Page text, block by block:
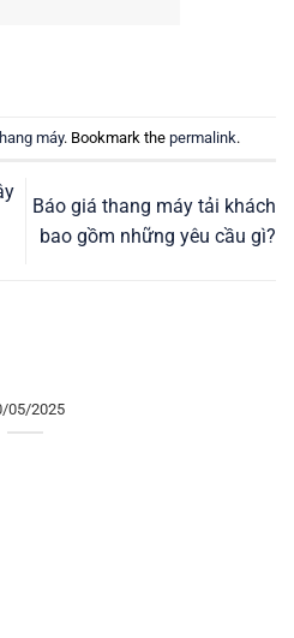
máy. Bookmark the permalink.
Báo giá thang máy tải khách
bao gồm những yêu cầu gì?
05/2025